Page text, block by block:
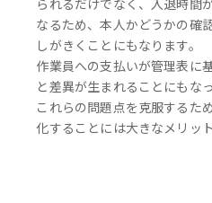
なるため、本人かどうかの確
しがきくことにもなります。
作業員への支払いが管理表に
と差異が生まれることにもな
これらの問題点を克服するた
化することには大きなメリッ